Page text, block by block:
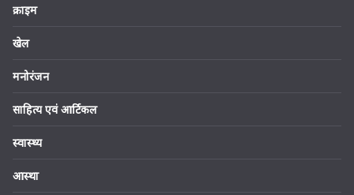
क्राइम
खेल
मनोरंजन
साहित्य एवं आर्टिकल
स्वास्थ्य
आस्था